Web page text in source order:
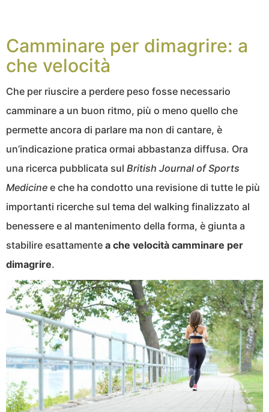
Camminare per dimagrire: a
che velocità
Che per riuscire a perdere peso fosse necessario
camminare a un buon ritmo, più o meno quello che
permette ancora di parlare ma non di cantare, è
un’indicazione pratica ormai abbastanza diffusa. Ora
una ricerca pubblicata sul British Journal of Sports
Medicine e che ha condotto una revisione di tutte le più
importanti ricerche sul tema del walking finalizzato al
benessere e al mantenimento della forma, è giunta a
stabilire esattamente a che velocità camminare per
dimagrire.